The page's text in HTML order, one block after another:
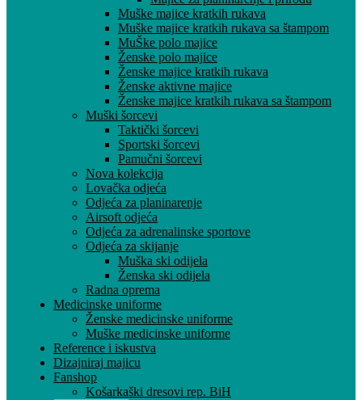
Muške majice kratkih rukava
Muške majice kratkih rukava sa štampom
MuŠke polo majice
Ženske polo majice
Ženske majice kratkih rukava
Ženske aktivne majice
Ženske majice kratkih rukava sa štampom
Muški šorcevi
Taktički šorcevi
Sportski šorcevi
Pamučni šorcevi
Nova kolekcija
Lovačka odjeća
Odjeća za planinarenje
Airsoft odjeća
Odjeća za adrenalinske sportove
Odjeća za skijanje
Muška ski odijela
Ženska ski odijela
Radna oprema
Medicinske uniforme
Ženske medicinske uniforme
Muške medicinske uniforme
Reference i iskustva
Dizajniraj majicu
Fanshop
Košarkaški dresovi rep. BiH